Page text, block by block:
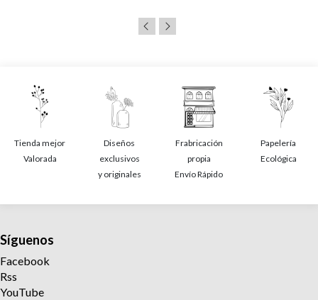
Tienda mejor
Valorada
Diseños
exclusivos
y originales
Frabricación
propia
Envío Rápido
Papelería
Ecológica
Síguenos
Facebook
Rss
YouTube